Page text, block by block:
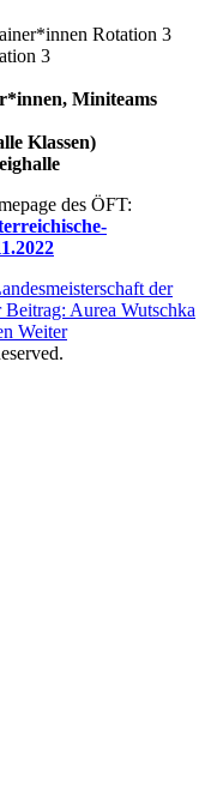
Rotation 3
3
Miniteams
Klassen)
des ÖFT:
der
Beitrag: Aurea Wutschka
Weiter